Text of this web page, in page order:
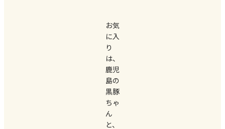
お気
に入
り
は、
鹿児
島の
黒豚
ちゃ
ん
と、